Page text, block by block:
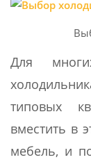
Для
типовых
вместить в
мебель, и